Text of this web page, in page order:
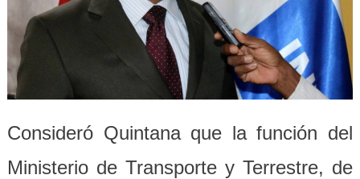
Consideró Quintana que la función del
Ministerio de Transporte y Terrestre, de